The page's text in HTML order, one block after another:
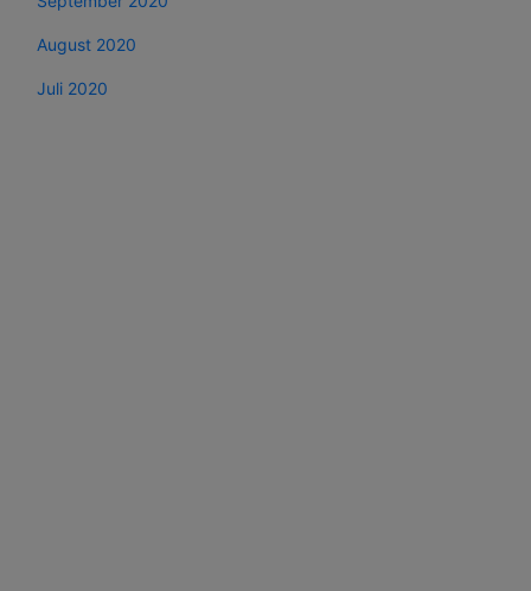
August 2020
Juli 2020